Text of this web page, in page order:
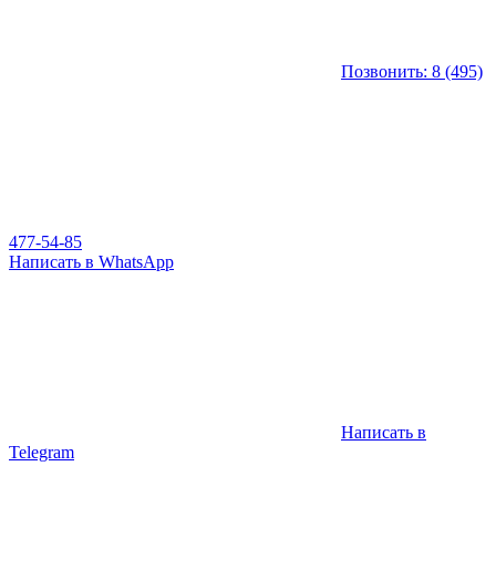
Позвонить: 8 (495)
477-54-85
Написать в WhatsApp
Написать в
Telegram